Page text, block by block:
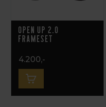
OPEN UP 2.0
Frameset
4.200,-